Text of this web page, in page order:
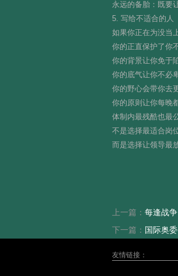
永远的备胎：既要
5. 写给不适合的人
如果你正在为没当
你的正直保护了你
你的背景让你免于
你的底气让你不必
你的野心会带你去
你的原则让你每晚
体制内最残酷也最
不是选择最适合岗
而是选择让领导最
上一篇： 每逢战
下一篇： 国际奥
友情链接：